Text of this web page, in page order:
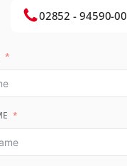
02852 - 94590-00